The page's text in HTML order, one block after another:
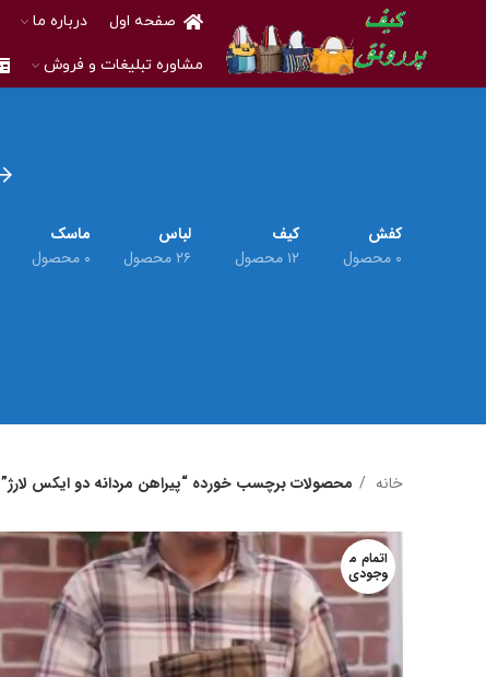
صفحه اول درباره ما
مشاوره تبلیغات و فروش
کفش
۰ محصول
کیف
۱۲ محصول
لباس
۲۶ محصول
ماسک
۰ محصول
خانه محصولات برچسب خورده “پیراهن مردانه دو ایکس لارژ”
اتمام م
وجودی